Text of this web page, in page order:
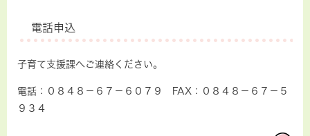
電話申込
子育て支援課へご連絡ください。
電話：０８４８－６７－６０７９ FAX：０８４８－６７－５
９３４